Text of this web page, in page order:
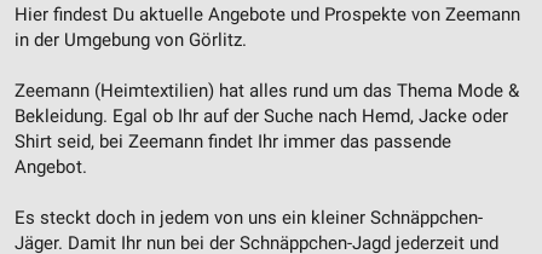
Hier findest Du aktuelle Angebote und Prospekte von Zeemann
in der Umgebung von Görlitz.
Zeemann (Heimtextilien) hat alles rund um das Thema Mode &
Bekleidung. Egal ob Ihr auf der Suche nach Hemd, Jacke oder
Shirt seid, bei Zeemann findet Ihr immer das passende
Angebot.
Es steckt doch in jedem von uns ein kleiner Schnäppchen-
Jäger. Damit Ihr nun bei der Schnäppchen-Jagd jederzeit und